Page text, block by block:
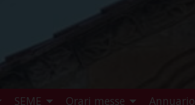
SEME Orari messe Annuario